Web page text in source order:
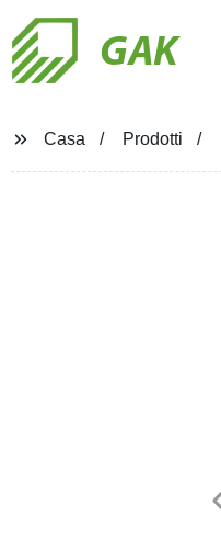
GAK
Casa Prodotti